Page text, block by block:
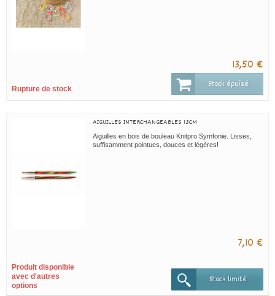
13,50 €
Rupture de stock Stock épuisé
AIGUILLES INTERCHANGEABLES 13CM
Aiguilles en bois de bouleau Knitpro Symfonie. Lisses,
suffisamment pointues, douces et légères!
7,10 €
Produit disponible
avec d'autres
options
Stock limité